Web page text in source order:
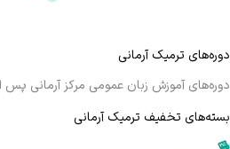
دوره‌های ترمیک آرمانی
دوره‌های آموزش زبان عمومی مرکز آرمانی پس از حدود ده سال تلاش
بسته‌های تخفیف ترمیک آرمانی